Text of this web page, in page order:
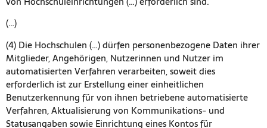
(…)
(4) Die Hochschulen (…) dürfen personenbezogene Daten ihrer
Mitglieder, Ange­hörigen, Nutzerinnen und Nutzer im
automatisierten Verfahren verarbeiten, soweit dies
erforderlich ist zur Erstellung einer einheitlichen
Benutzerkennung für von ihnen betriebene automatisierte
Verfahren, Aktualisierung von Kommunikations- und
Statusangaben sowie Einrichtung eines Kontos für